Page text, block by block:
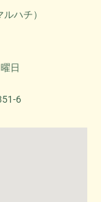
ハチ）
日
6